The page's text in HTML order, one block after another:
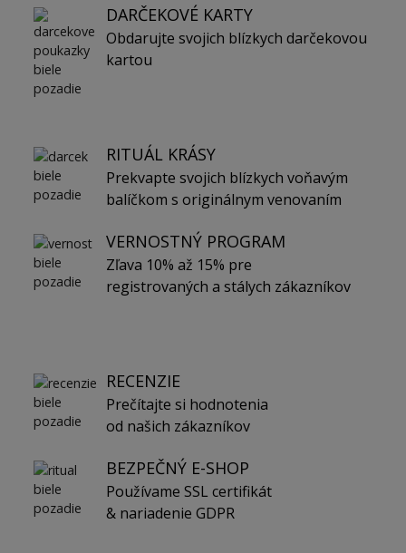
DARČEKOVÉ KARTY
Obdarujte svojich blízkych darčekovou
kartou
RITUÁL KRÁSY
Prekvapte svojich blízkych voňavým
balíčkom s originálnym venovaním
VERNOSTNÝ PROGRAM
Zľava 10% až 15% pre
registrovaných a stálych zákazníkov
RECENZIE
Prečítajte si hodnotenia
od našich zákazníkov
BEZPEČNÝ E-SHOP
Používame SSL certifikát
& nariadenie GDPR